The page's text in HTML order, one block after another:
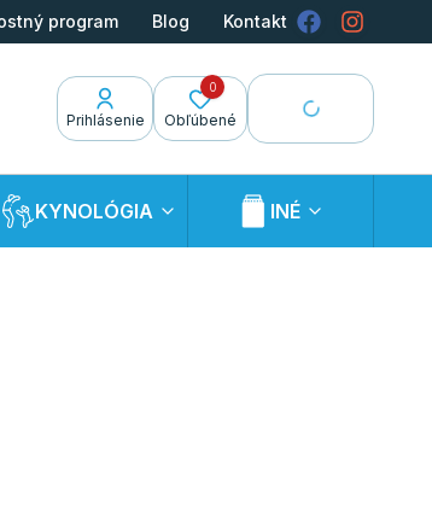
program Blog Kontakt
Prihlásenie
0
Obľúbené
KYNOLÓGIA INÉ